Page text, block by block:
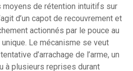
moyens de rétention intuitifs sur
d’un capot de recouvrement et
actionnés par le pouce au
unique. Le mécanisme se veut
d’arrachage de l’arme, un
à plusieurs reprises durant